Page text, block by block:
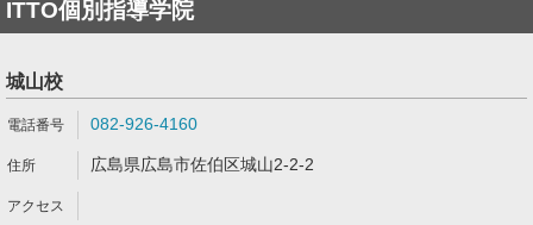
ITTO個別指導学院
城山校
082-926-4160
広島県広島市佐伯区城山2-2-2